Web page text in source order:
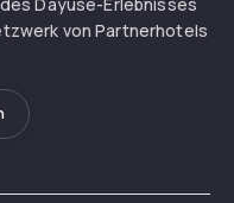
von Partnerhotels